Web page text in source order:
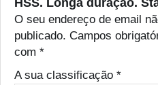
HSS. Longa duração.
O seu endereço de email
publicado. Campos
com *
A sua classificação *